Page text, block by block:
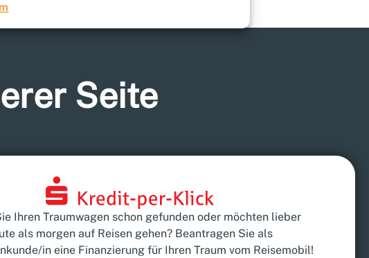
Seite
Ihren Traumwagen schon gefunden oder möchten lieber
als morgen auf Reisen gehen? Beantragen Sie als
in eine Finanzierung für Ihren Traum vom Reisemobil!